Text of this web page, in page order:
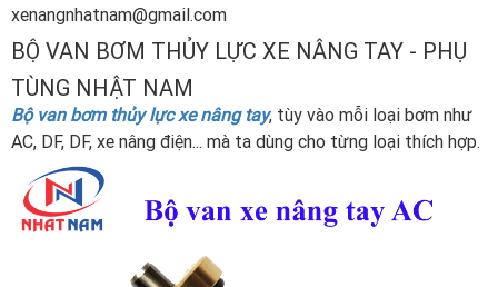
xenangnhatnam@gmail.com
BỘ VAN BƠM THỦY LỰC XE NÂNG TAY - PHỤ
TÙNG NHẬT NAM
Bộ van bơm thủy lực xe nâng tay, tùy vào mỗi loại bơm như
AC, DF, DF, xe nâng điện... mà ta dùng cho từng loại thích hợp.